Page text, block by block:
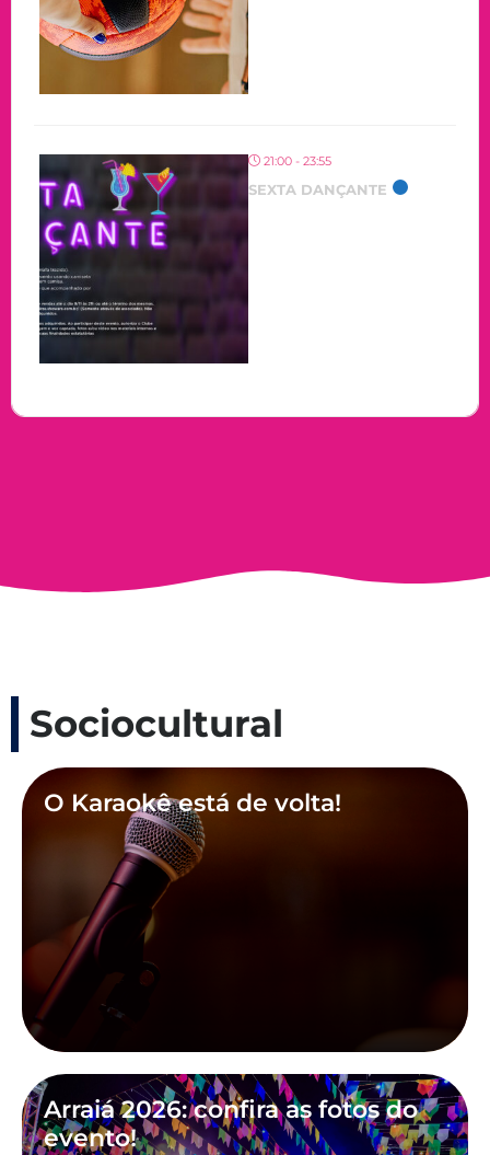
21:00 - 23:55
SEXTA DANÇANTE
Sociocultural
O Karaokê está de volta!
Arraiá 2026: confira as fotos do
evento!